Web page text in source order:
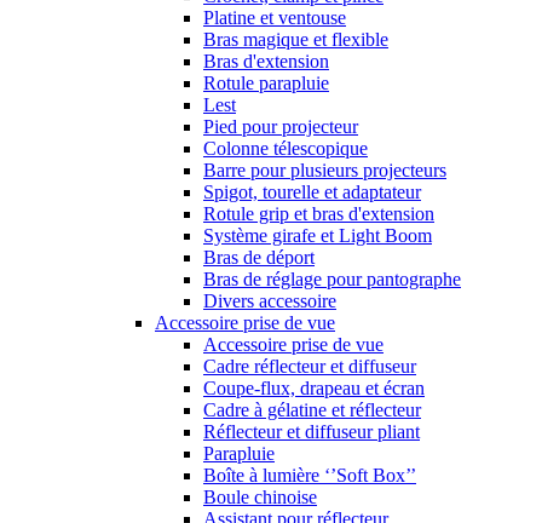
Platine et ventouse
Bras magique et flexible
Bras d'extension
Rotule parapluie
Lest
Pied pour projecteur
Colonne télescopique
Barre pour plusieurs projecteurs
Spigot, tourelle et adaptateur
Rotule grip et bras d'extension
Système girafe et Light Boom
Bras de déport
Bras de réglage pour pantographe
Divers accessoire
Accessoire prise de vue
Accessoire prise de vue
Cadre réflecteur et diffuseur
Coupe-flux, drapeau et écran
Cadre à gélatine et réflecteur
Réflecteur et diffuseur pliant
Parapluie
Boîte à lumière ‘’Soft Box’’
Boule chinoise
Assistant pour réflecteur